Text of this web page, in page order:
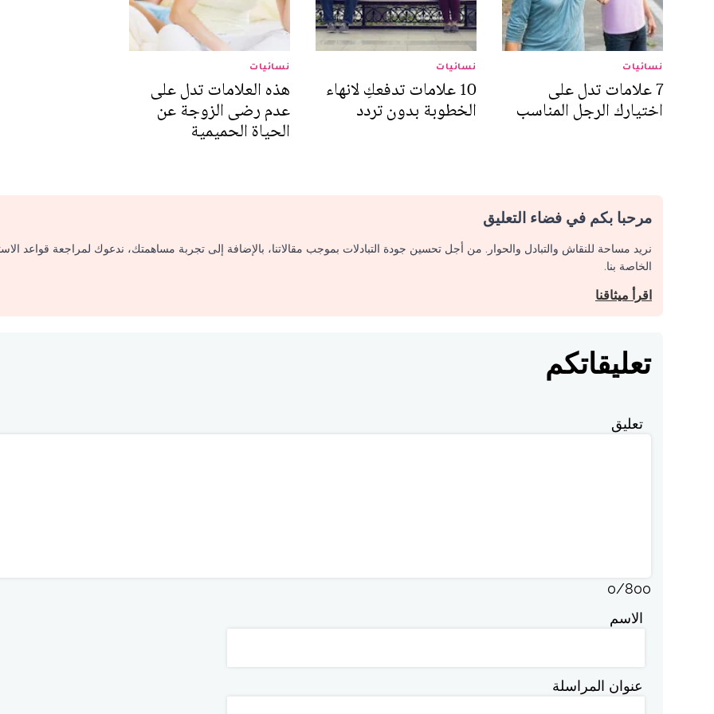
نسائيات
7 علامات تدل على
اختيارك الرجل المناسب
نسائيات
10 علامات تدفعكِ لانهاء
الخطوبة بدون تردد
نسائيات
هذه العلامات تدل على
عدم رضى الزوجة عن
الحياة الحميمية
مرحبا بكم في فضاء التعليق
نريد مساحة للنقاش والتبادل والحوار. من أجل تحسين جودة التبادلات بموجب مقالاتنا، بالإضافة إلى تجربة مساهمتك، ندعوك لمراجعة قواعد
الخاصة بنا.
اقرأ ميثاقنا
تعليقاتكم
تعليق
0/800
الاسم
عنوان المراسلة